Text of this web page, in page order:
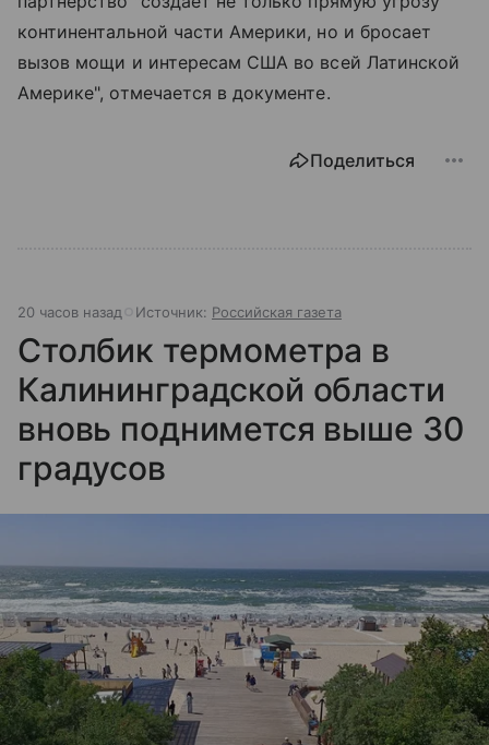
континентальной части Америки, но и бросает
вызов мощи и интересам США во всей Латинской
Америке", отмечается в документе.
Поделиться
20 часов назад Источник: Российская газета
Столбик термометра в
Калининградской области
вновь поднимется выше 30
градусов